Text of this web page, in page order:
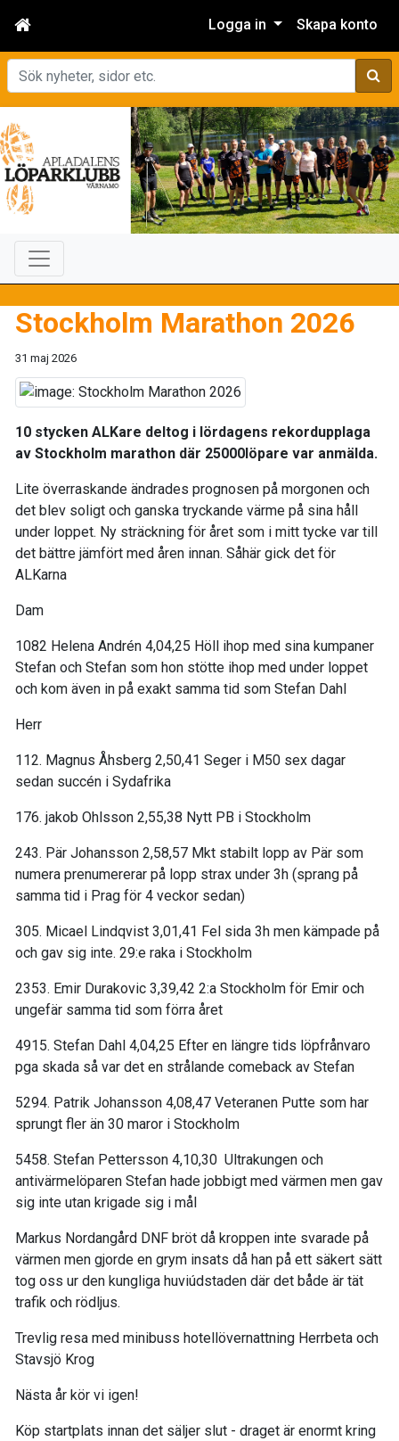
Logga in Skapa konto
Sök
Stockholm Marathon 2026
31 maj 2026
10 stycken ALKare deltog i lördagens rekordupplaga
av Stockholm marathon där 25000löpare var anmälda.
Lite överraskande ändrades prognosen på morgonen och
det blev soligt och ganska tryckande värme på sina håll
under loppet. Ny sträckning för året som i mitt tycke var till
det bättre jämfört med åren innan. Såhär gick det för
ALKarna
Dam
1082 Helena Andrén 4,04,25 Höll ihop med sina kumpaner
Stefan och Stefan som hon stötte ihop med under loppet
och kom även in på exakt samma tid som Stefan Dahl
Herr
112. Magnus Åhsberg 2,50,41 Seger i M50 sex dagar
sedan succén i Sydafrika
176. jakob Ohlsson 2,55,38 Nytt PB i Stockholm
243. Pär Johansson 2,58,57 Mkt stabilt lopp av Pär som
numera prenumererar på lopp strax under 3h (sprang på
samma tid i Prag för 4 veckor sedan)
305. Micael Lindqvist 3,01,41 Fel sida 3h men kämpade på
och gav sig inte. 29:e raka i Stockholm
2353. Emir Durakovic 3,39,42 2:a Stockholm för Emir och
ungefär samma tid som förra året
4915. Stefan Dahl 4,04,25 Efter en längre tids löpfrånvaro
pga skada så var det en strålande comeback av Stefan
5294. Patrik Johansson 4,08,47 Veteranen Putte som har
sprungt fler än 30 maror i Stockholm
5458. Stefan Pettersson 4,10,30 Ultrakungen och
antivärmelöparen Stefan hade jobbigt med värmen men gav
sig inte utan krigade sig i mål
Markus Nordangård DNF bröt då kroppen inte svarade på
värmen men gjorde en grym insats då han på ett säkert sätt
tog oss ur den kungliga huviúdstaden där det både är tät
trafik och rödljus.
Trevlig resa med minibuss hotellövernattning Herrbeta och
Stavsjö Krog
Nästa år kör vi igen!
Köp startplats innan det säljer slut - draget är enormt kring